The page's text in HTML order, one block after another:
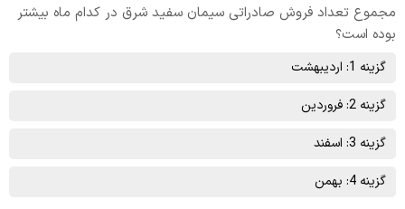
مجموع تعداد فروش صادراتی سیمان سفید شرق در کدام ماه بیشتر
بوده است؟
گزینه 1: اردیبهشت
گزینه 2: فروردین
گزینه 3: اسفند
گزینه 4: بهمن